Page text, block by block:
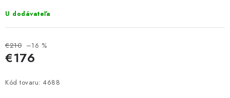
U dodávateľa
€210 –16 %
€176
Kód tovaru: 4688